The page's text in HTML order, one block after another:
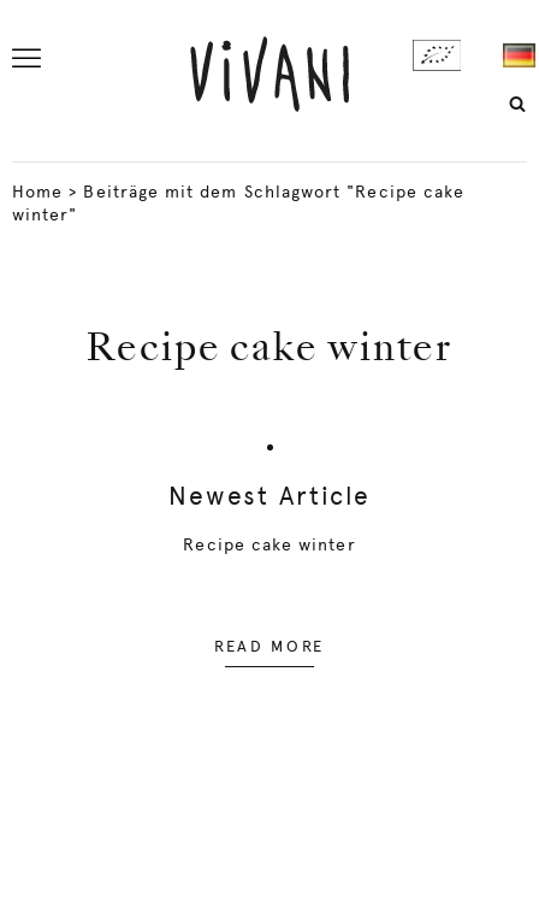
Home > Beiträge mit dem Schlagwort "Recipe cake
winter"
Recipe cake winter
Newest Article
Recipe cake winter
READ MORE